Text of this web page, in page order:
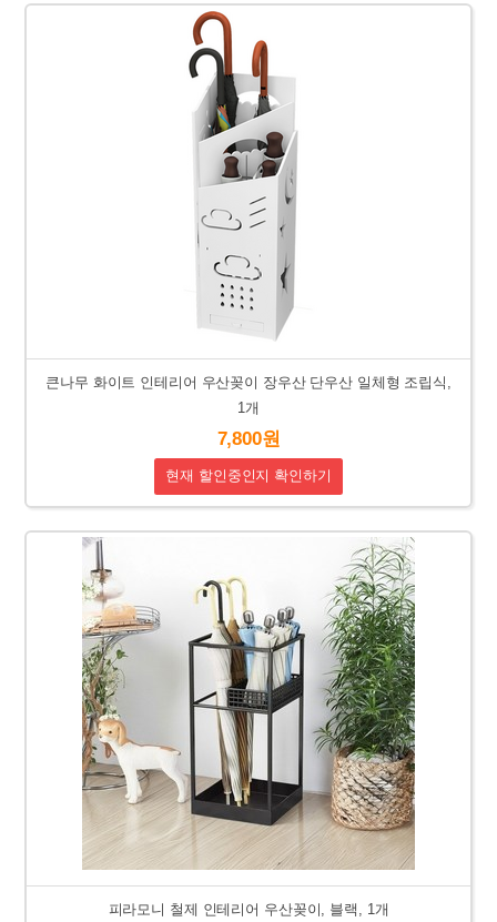
큰나무 화이트 인테리어 우산꽂이 장우산 단우산 일체형 조립식,
1개
7,800원
현재 할인중인지 확인하기
피라모니 철제 인테리어 우산꽂이, 블랙, 1개